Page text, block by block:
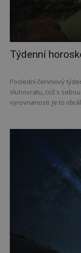
Týdenní
Poslední červnový
slunovratu, což s
vyrovnanosti. Je to